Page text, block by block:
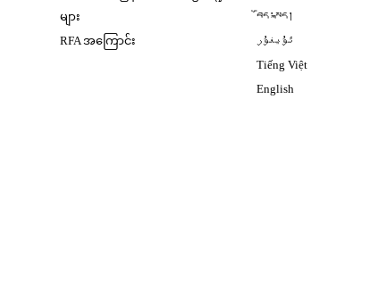
များ
RFA အကြောင်း
བོད་སྐད།
ئۇيغۇر
Tiếng Việt
English